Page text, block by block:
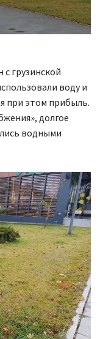
грузинской
воду и
при этом прибыль.
долгое
водными